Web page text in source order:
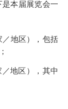
本届展览会一
地区），包括
地区），其中